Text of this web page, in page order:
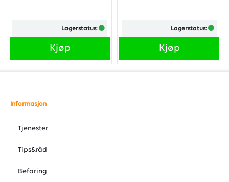
Lagerstatus:
Kjøp
Lagerstatus:
Kjøp
Informasjon
Tjenester
Tips&råd
Befaring